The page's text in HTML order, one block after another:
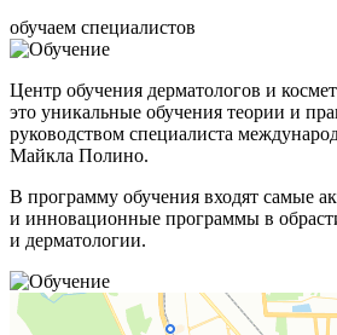
обучаем специалистов
Центр обучения дерматологов и
это уникальные обучения теории и
руководством специалиста
Майкла Полино.
В программу обучения входят самые
и инновационные программы в
и дерматологии.